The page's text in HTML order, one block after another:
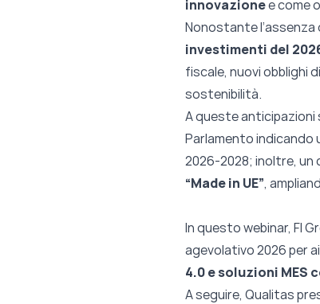
innovazionee come
Nonostante
investimenti del
fiscale, nuovi obblighi
sostenibilità.
A queste anticipazioni
Parlamento indicando
2026‑2028; inoltre, un
“Made in UE”,
In questo webinar, FI
agevolativo 2026 per
4.0 e soluzioni MES
A seguire, Qualitas